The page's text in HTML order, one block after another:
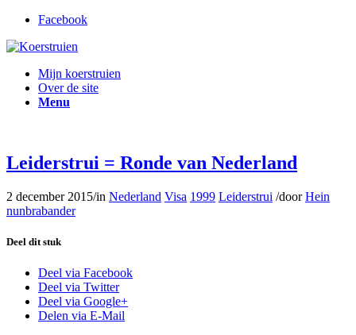
Facebook
Mijn koerstruien
Over de site
Menu
Leiderstrui = Ronde van Nederland
2 december 2015/in Nederland Visa 1999 Leiderstrui /doorHein
nunbrabander
Deel dit stuk
Deel via Facebook
Deel via Twitter
Deel via Google+
Delen via E-Mail